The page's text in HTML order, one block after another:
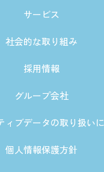
サービス
社会的な取り組み
採用情報
グループ会社
ィブデータの取り扱い
個人情報保護方針